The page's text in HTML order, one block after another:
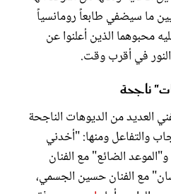
ما سيضفي طابعاً رومانسياً
محبوهما الذين أعلنوا عن
في أقرب وقت.
ناجحة
العديد من الديوهات الناجحة
والتفاعل ومنها: "أخدني
الضائع" مع الفنان
مع الفنان حسين الجسمي،